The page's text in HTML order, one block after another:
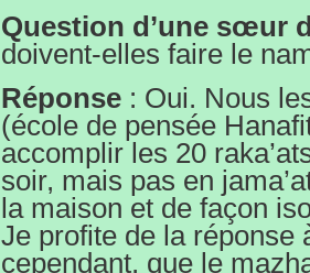
Question d’une sœur
doivent-elles faire le
Réponse : Oui. Nous
(école de pensée
accomplir les 20
soir, mais pas en
la maison et de façon
Je profite de la réponse
cependant, que le